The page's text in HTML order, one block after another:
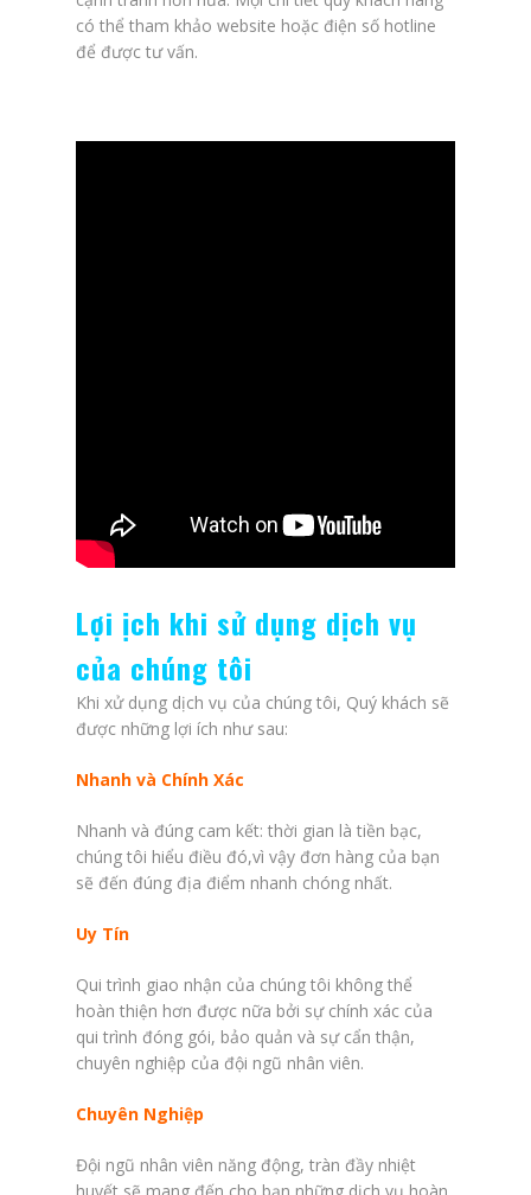
có thể tham khảo website hoặc điện số hotline
để được tư vấn.
Lợi ịch khi sử dụng dịch vụ
của chúng tôi
Khi xử dụng dịch vụ của chúng tôi, Quý khách sẽ
được những lợi ích như sau:
Nhanh và Chính Xác
Nhanh và đúng cam kết: thời gian là tiền bạc,
chúng tôi hiểu điều đó,vì vậy đơn hàng của bạn
sẽ đến đúng địa điểm nhanh chóng nhất.
Uy Tín
Qui trình giao nhận của chúng tôi không thể
hoàn thiện hơn được nữa bởi sự chính xác của
qui trình đóng gói, bảo quản và sự cẩn thận,
chuyên nghiệp của đội ngũ nhân viên.
Chuyên Nghiệp
Đội ngũ nhân viên năng động, tràn đầy nhiệt